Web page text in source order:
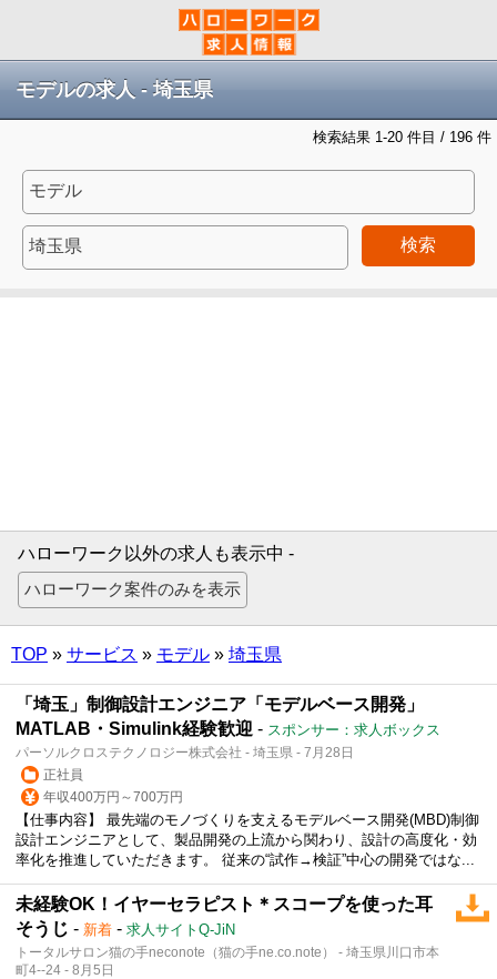
モデルの求人 - 埼玉県
検索結果 1-20 件目 / 196 件
検索
ハローワーク以外の求人も表示中 -
TOP » サービス » モデル » 埼玉県
「埼玉」制御設計エンジニア「モデルベース開発」
MATLAB・Simulink経験歓迎 - スポンサー：求人ボックス
パーソルクロステクノロジー株式会社 - 埼玉県 - 7月28日
正社員
年収400万円～700万円
【仕事内容】 最先端のモノづくりを支えるモデルベース開発(MBD)制御
設計エンジニアとして、製品開発の上流から関わり、設計の高度化・効
率化を推進していただきます。 従来の“試作→検証”中心の開発ではな...
未経験OK！イヤーセラピスト＊スコープを使った耳
そうじ - 新着 - 求人サイトQ-JiN
トータルサロン猫の手neconote（猫の手ne.co.note） - 埼玉県川口市本
町4--24 - 8月5日